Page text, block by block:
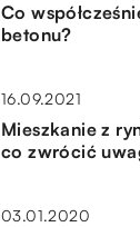
Co
betonu?
16.09.2021
Mieszkanie z
co zwrócić
03.01.2020